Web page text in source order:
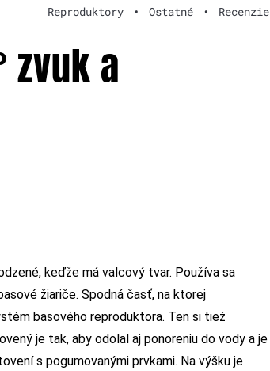
Reproduktory • Ostatné • Recenzie
zvuk a
keďže má valcový tvar. Používa sa
žiariče. Spodná časť, na ktorej
basového reproduktora. Ten si tiež
je tak, aby odolal aj ponoreniu do vody a je
s pogumovanými prvkami. Na výšku je